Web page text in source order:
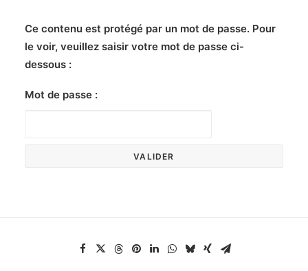
Ce contenu est protégé par un mot de passe. Pour
le voir, veuillez saisir votre mot de passe ci-
dessous :
Mot de passe :